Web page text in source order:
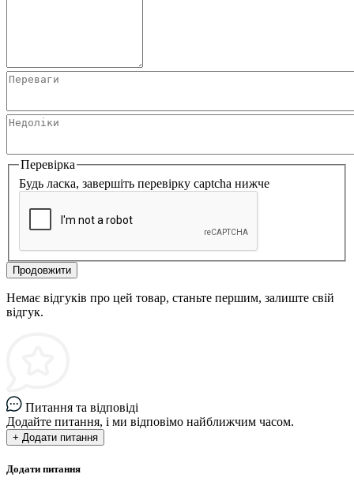
Перевірка
Будь ласка, завершіть перевірку captcha нижче
Продовжити
Немає відгуків про цей товар, станьте першим, залиште свій
відгук.
Питання та відповіді
Додайте питання, і ми відповімо найближчим часом.
+ Додати питання
Додати питання